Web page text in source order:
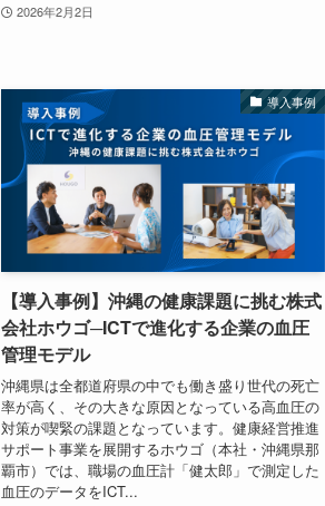
2026年2月2日
導入事例
【導入事例】沖縄の健康課題に挑む株式
会社ホウゴ─ICTで進化する企業の血圧
管理モデル
沖縄県は全都道府県の中でも働き盛り世代の死亡
率が高く、その大きな原因となっている高血圧の
対策が喫緊の課題となっています。健康経営推進
サポート事業を展開するホウゴ（本社・沖縄県那
覇市）では、職場の血圧計「健太郎」で測定した
血圧のデータをICT...